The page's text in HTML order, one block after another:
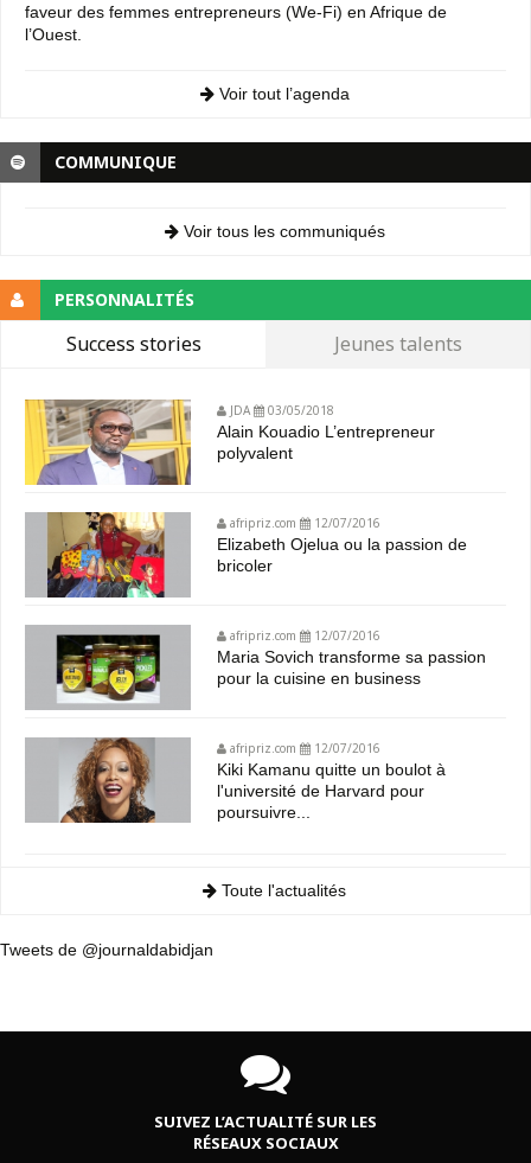
faveur des femmes entrepreneurs (We-Fi) en Afrique de
l’Ouest.
Voir tout l’agenda
COMMUNIQUE
Voir tous les communiqués
PERSONNALITÉS
Success stories Jeunes talents
JDA 03/05/2018
Alain Kouadio L’entrepreneur
polyvalent
afripriz.com 12/07/2016
Elizabeth Ojelua ou la passion de
bricoler
afripriz.com 12/07/2016
Maria Sovich transforme sa passion
pour la cuisine en business
afripriz.com 12/07/2016
Kiki Kamanu quitte un boulot à
l'université de Harvard pour
poursuivre...
Toute l'actualités
Tweets de @journaldabidjan
SUIVEZ L’ACTUALITÉ SUR LES
RÉSEAUX SOCIAUX